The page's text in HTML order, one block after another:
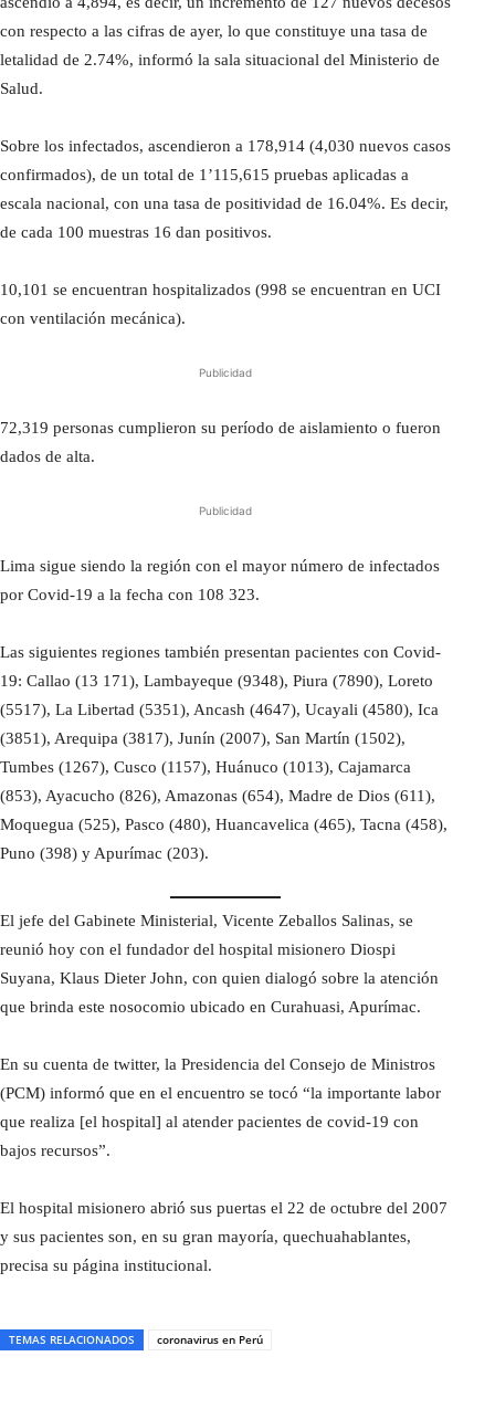
con respecto a las cifras de ayer, lo que constituye una tasa de
letalidad de 2.74%, informó la sala situacional del Ministerio de
Salud.
Sobre los infectados, ascendieron a 178,914 (4,030 nuevos casos
confirmados), de un total de 1’115,615 pruebas aplicadas a
escala nacional, con una tasa de positividad de 16.04%. Es decir,
de cada 100 muestras 16 dan positivos.
10,101 se encuentran hospitalizados (998 se encuentran en UCI
con ventilación mecánica).
Publicidad
72,319 personas cumplieron su período de aislamiento o fueron
dados de alta.
Publicidad
Lima sigue siendo la región con el mayor número de infectados
por Covid-19 a la fecha con 108 323.
Las siguientes regiones también presentan pacientes con Covid-
19: Callao (13 171), Lambayeque (9348), Piura (7890), Loreto
(5517), La Libertad (5351), Ancash (4647), Ucayali (4580), Ica
(3851), Arequipa (3817), Junín (2007), San Martín (1502),
Tumbes (1267), Cusco (1157), Huánuco (1013), Cajamarca
(853), Ayacucho (826), Amazonas (654), Madre de Dios (611),
Moquegua (525), Pasco (480), Huancavelica (465), Tacna (458),
Puno (398) y Apurímac (203).
El jefe del Gabinete Ministerial, Vicente Zeballos Salinas, se
reunió hoy con el fundador del hospital misionero Diospi
Suyana, Klaus Dieter John, con quien dialogó sobre la atención
que brinda este nosocomio ubicado en Curahuasi, Apurímac.
En su cuenta de twitter, la Presidencia del Consejo de Ministros
(PCM) informó que en el encuentro se tocó “la importante labor
que realiza [el hospital] al atender pacientes de covid-19 con
bajos recursos”.
El hospital misionero abrió sus puertas el 22 de octubre del 2007
y sus pacientes son, en su gran mayoría, quechuahablantes,
precisa su página institucional.
TEMAS RELACIONADOS coronavirus en Perú